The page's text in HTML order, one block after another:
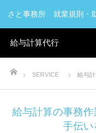
さと事務所 就業規則・
給与計算代行
SERVICE
給与
給与計算の事務
手伝い